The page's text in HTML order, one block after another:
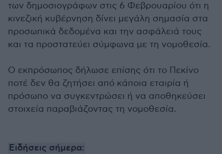
των δημοσιογράφων στις 6 Φεβρουαρίου ότι η
κινεζική κυβέρνηση δίνει μεγάλη σημασία στα
προσωπικά δεδομένα και την ασφάλειά τους
και τα προστατεύει σύμφωνα με τη νομοθεσία.
Ο εκπρόσωπος δήλωσε επίσης ότι το Πεκίνο
ποτέ δεν θα ζητήσει από κάποια εταιρία ή
πρόσωπο να συγκεντρώσει ή να αποθηκεύσει
στοιχεία παραβιάζοντας τη νομοθεσία.
Ειδήσεις σήμερα: